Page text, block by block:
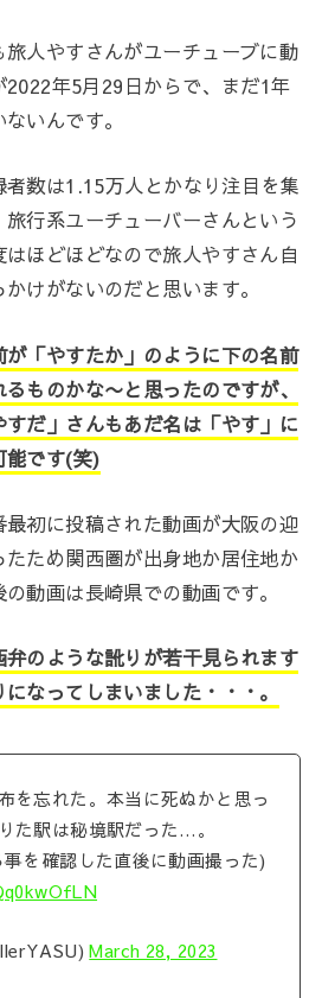
旅人やすさんがユーチューブに動
年5月29日からで、まだ1年
いんです。
数は1.15万人とかなり注目を集
行系ユーチューバーさんという
ほどほどなので旅人やすさん自
けがないのだと思います。
「やすたか」のように下の名前
ものかな〜と思ったのですが、
だ」さんもあだ名は「やす」に
能です(笑)
初に投稿された動画が大阪の迎
ため関西圏が出身地か居住地か
動画は長崎県での動画です。
のような訛りが若干見られます
なってしまいました・・・。
を忘れた。本当に死ぬかと思っ
た駅は秘境駅だった…。
を確認した直後に動画撮った)
March 28, 2023